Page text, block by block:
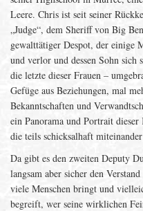
Leere. Chris ist seit seiner
„Judge“, dem Sheriff von Big
gewalttätiger Despot, der einige
und verlor und dessen Sohn sich
die letzte dieser Frauen –
Gefüge aus Beziehungen, mal
Bekanntschaften und
ein Panorama und Portrait
die teils schicksalhaft
Da gibt es den zweiten Deputy
langsam aber sicher den
viele Menschen bringt und
begreift, wer seine wirklichen